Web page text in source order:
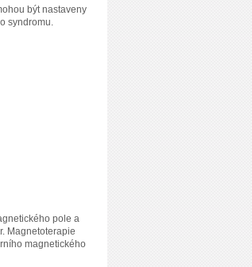
být nastaveny
syndromu.
pole a
Magnetoterapie
magnetického